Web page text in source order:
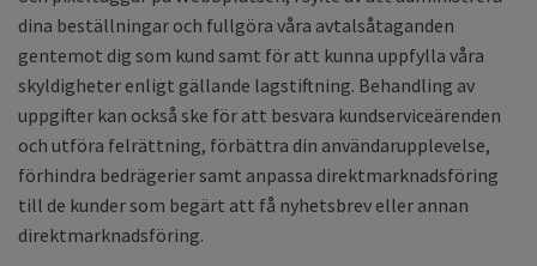
dina beställningar och fullgöra våra avtalsåtaganden
gentemot dig som kund samt för att kunna uppfylla våra
skyldigheter enligt gällande lagstiftning. Behandling av
uppgifter kan också ske för att besvara kundserviceärenden
och utföra felrättning, förbättra din användarupplevelse,
förhindra bedrägerier samt anpassa direktmarknadsföring
till de kunder som begärt att få nyhetsbrev eller annan
direktmarknadsföring.